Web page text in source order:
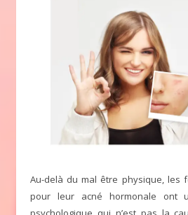
Au-delà du mal être physique, les
pour leur acné hormonale ont